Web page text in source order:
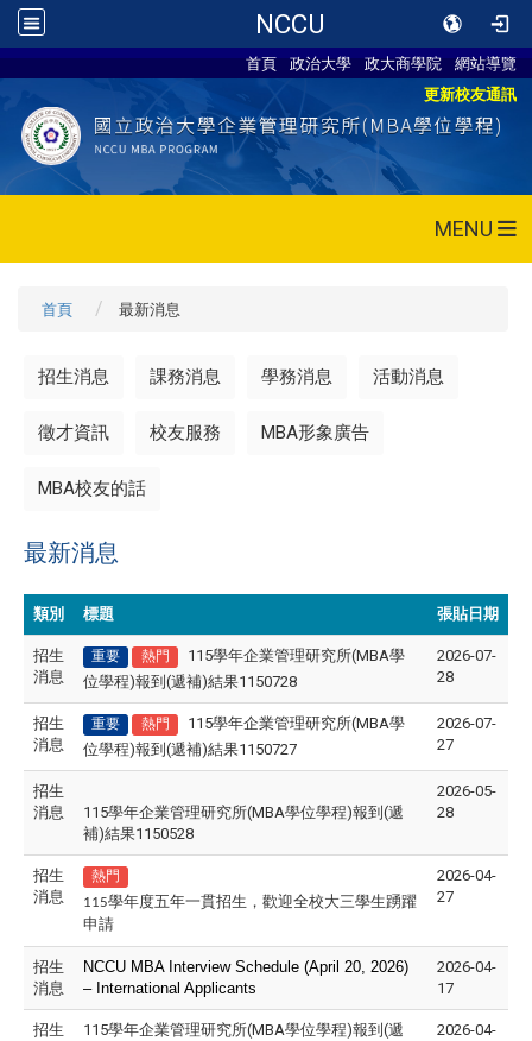
NCCU
首頁 政治大學 政大商學院
網站導覽
更新校友通訊
MENU
首頁 最新消息
招生消息 課務消息 學務消息 活動消息
徵才資訊 校友服務 MBA形象廣告
MBA校友的話
最新消息
類別 標題 張貼日期
招生
消息
重要 熱門
115學年企業管理研究所(MBA學
位學程)報到(遞補)結果1150728
2026-07-
28
招生
消息
重要 熱門
115學年企業管理研究所(MBA學
位學程)報到(遞補)結果1150727
2026-07-
27
招生
消息
115學年企業管理研究所(MBA學位學程)報到(遞
補)結果1150528
2026-05-
28
招生
消息
熱門
115學年度五年一貫招生，歡迎全校大三學生踴躍
申請
2026-04-
27
招生
消息
NCCU MBA Interview Schedule (April 20, 2026)
– International Applicants
2026-04-
17
招生
115學年企業管理研究所(MBA學位學程)報到(遞
2026-04-